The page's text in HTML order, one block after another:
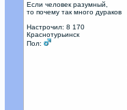
Если человек разумный,
то почему так много дураков
Настрочил: 8 170
Краснотурьинск
Пол: